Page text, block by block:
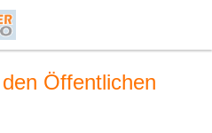
Öffentlichen